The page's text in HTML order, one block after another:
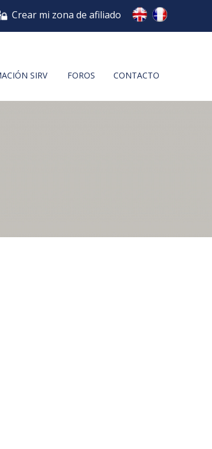
Crear mi zona de afiliado
SIRV FOROS CONTACTO